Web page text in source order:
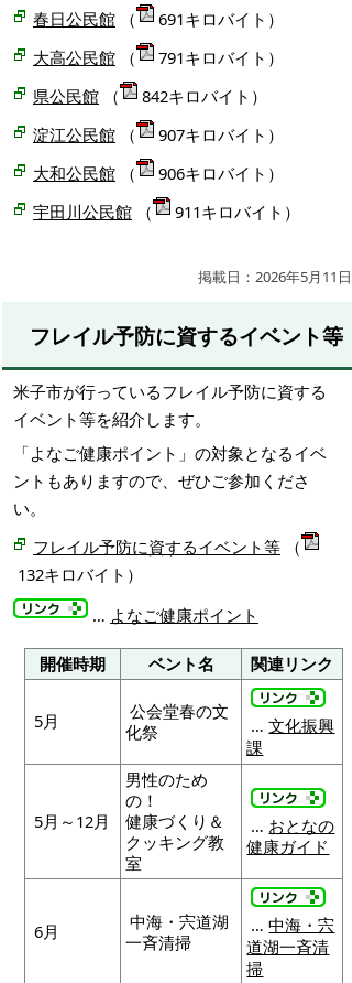
春日公民館 （
691キロバイト）
大高公民館 （
791キロバイト）
県公民館 （
842キロバイト）
淀江公民館 （
907キロバイト）
大和公民館 （
906キロバイト）
宇田川公民館 （ 911キロバイト）
掲載日：2026年5月11日
フレイル予防に資するイベント等
米子市が行っているフレイル予防に資する
イベント等を紹介します。
「よなご健康ポイント」の対象となるイベ
ントもありますので、ぜひご参加くださ
い。
フレイル予防に資するイベント等 （
132キロバイト）
… よなご健康ポイント
開催時期 ベント名 関連リンク
5月
公会堂春の文
化祭
…文化振興
課
5月～12月
男性のため
の！
健康づくり＆
クッキング教
室
… おとなの
健康ガイド
6月
中海・宍道湖
一斉清掃
…中海・宍
道湖一斉清
掃